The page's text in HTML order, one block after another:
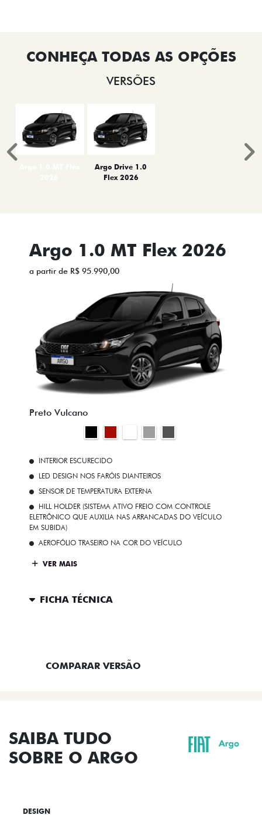
VERSÕES
Argo Drive 1.0
Flex 2026
Anterior
Argo 1.0 MT Flex 2026
a partir de R$ 95.990,00
Preto Vulcano
INTERIOR ESCURECIDO
LED DESIGN NOS FARÓIS DIANTEIROS
SENSOR DE TEMPERATURA EXTERNA
HILL HOLDER (SISTEMA ATIVO FREIO COM CONTROLE
ELETRÔNICO QUE AUXILIA NAS ARRANCADAS DO VEÍCULO
EM SUBIDA)
AEROFÓLIO TRASEIRO NA COR DO VEÍCULO
VER MAIS
FICHA TÉCNICA
COMPARAR VERSÃO
SAIBA TUDO
SOBRE O ARGO
DESIGN